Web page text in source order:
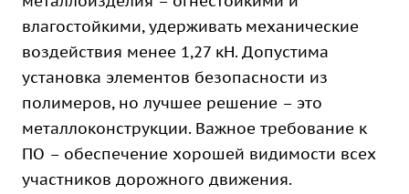
влагостойкими, удерживать механические
воздействия менее 1,27 кН. Допустима
установка элементов безопасности из
полимеров, но лучшее решение – это
металлоконструкции. Важное требование к
ПО – обеспечение хорошей видимости всех
участников дорожного движения.